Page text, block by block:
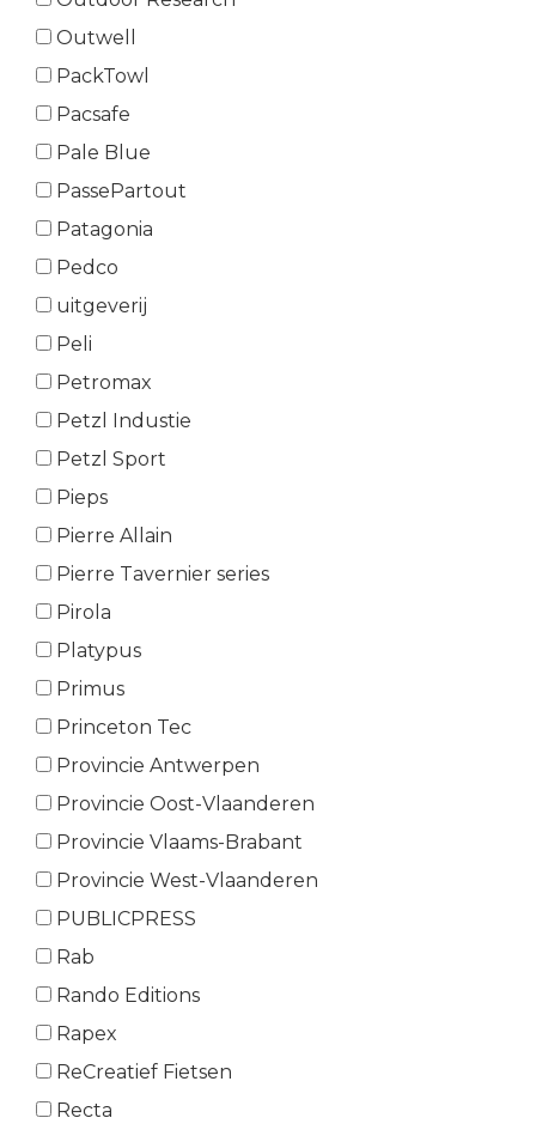
Outwell
PackTowl
Pacsafe
Pale Blue
PassePartout
Patagonia
Pedco
uitgeverij
Peli
Petromax
Petzl Industie
Petzl Sport
Pieps
Pierre Allain
Pierre Tavernier series
Pirola
Platypus
Primus
Princeton Tec
Provincie Antwerpen
Provincie Oost-Vlaanderen
Provincie Vlaams-Brabant
Provincie West-Vlaanderen
PUBLICPRESS
Rab
Rando Editions
Rapex
ReCreatief Fietsen
Recta